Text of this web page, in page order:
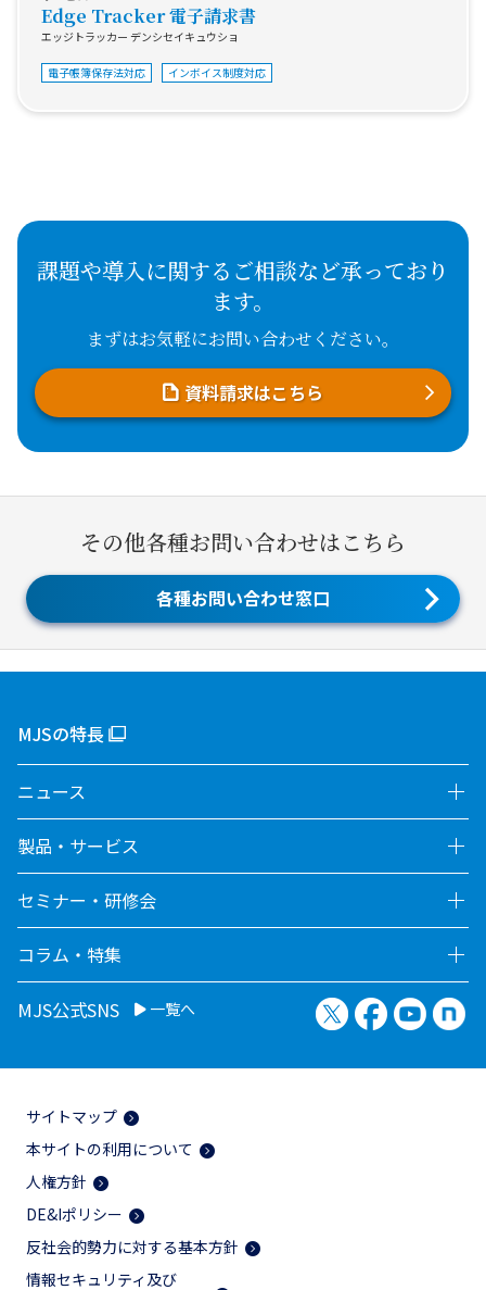
Edge Tracker 電子請求書
エッジトラッカー デンシセイキュウショ
電子帳簿保存法対応 インボイス制度対応
課題や導入に関するご相談など承っており
ます。
まずはお気軽にお問い合わせください。
資料請求はこちら
その他各種お問い合わせはこちら
各種お問い合わせ窓口
MJSの特長
ニュース
製品・サービス
セミナー・研修会
コラム・特集
MJS公式SNS 一覧へ X（旧Twitter）
Facebook
サイトマップ
本サイトの利用について
人権方針
DE&Iポリシー
反社会的勢力に対する基本方針
情報セキュリティ及び